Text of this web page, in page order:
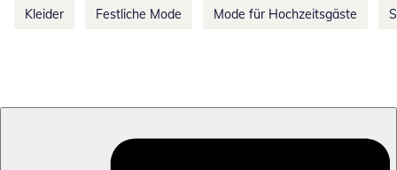
Kleider Festliche Mode Mode für Hochzeitsgäste